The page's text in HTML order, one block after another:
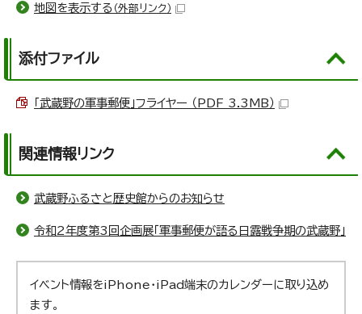
地図を表示する （外部リンク）
添付ファイル
「武蔵野の軍事郵便」フライヤー （PDF 3.3MB）
関連情報リンク
武蔵野ふるさと歴史館からのお知らせ
令和2年度第3回企画展「軍事郵便が語る日露戦争期の武蔵野」
イベント情報をiPhone・iPad端末のカレンダーに取り込め
ます。